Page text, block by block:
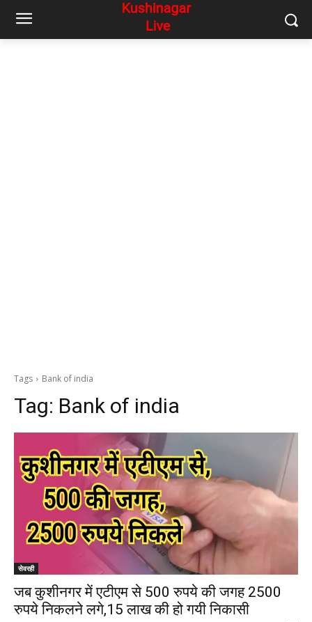
Tags Bank of india
Tag: Bank of india
सेवरही
जब कुशीनगर में एटीएम से 500 रुपये की जगह 2500
रुपये निकलने लगे,15 लाख की हो गयी निकासी